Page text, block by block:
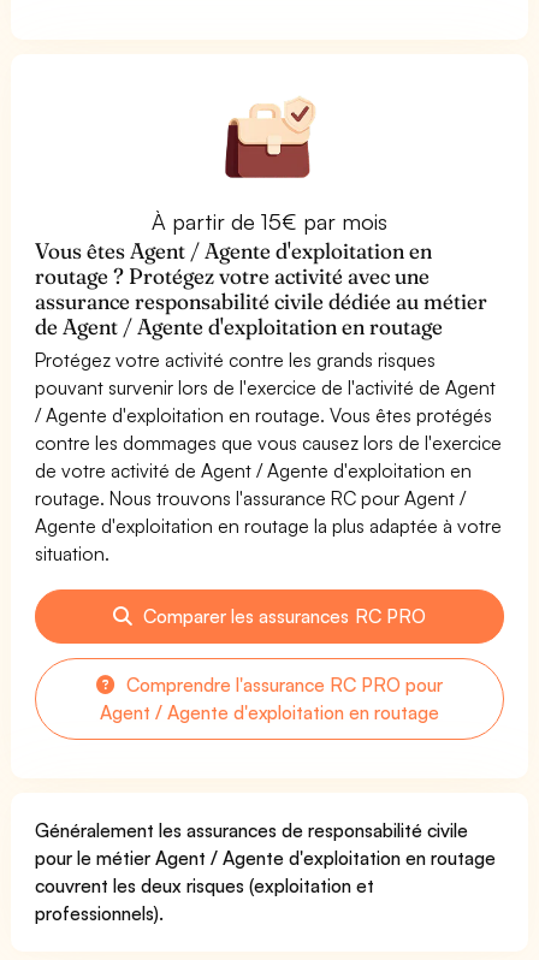
À partir de 15€ par mois
Vous êtes Agent / Agente d'exploitation en
routage ? Protégez votre activité avec une
assurance responsabilité civile dédiée au métier
de Agent / Agente d'exploitation en routage
Protégez votre activité contre les grands risques
pouvant survenir lors de l'exercice de l'activité de Agent
/ Agente d'exploitation en routage. Vous êtes protégés
contre les dommages que vous causez lors de l'exercice
de votre activité de Agent / Agente d'exploitation en
routage. Nous trouvons l'assurance RC pour Agent /
Agente d'exploitation en routage la plus adaptée à votre
situation.
Comparer les assurances RC PRO
Comprendre l'assurance RC PRO pour
Agent / Agente d'exploitation en routage
Généralement les assurances de responsabilité civile
pour le métier Agent / Agente d'exploitation en routage
couvrent les deux risques (exploitation et
professionnels).